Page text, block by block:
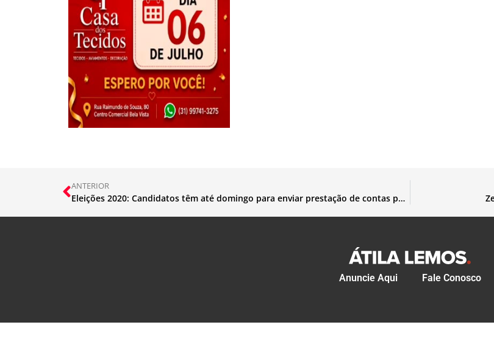
ANTERIOR
Eleições 2020: Candidatos têm até domingo para enviar prestação de contas parcial
Anuncie Aqui Fale Conosco